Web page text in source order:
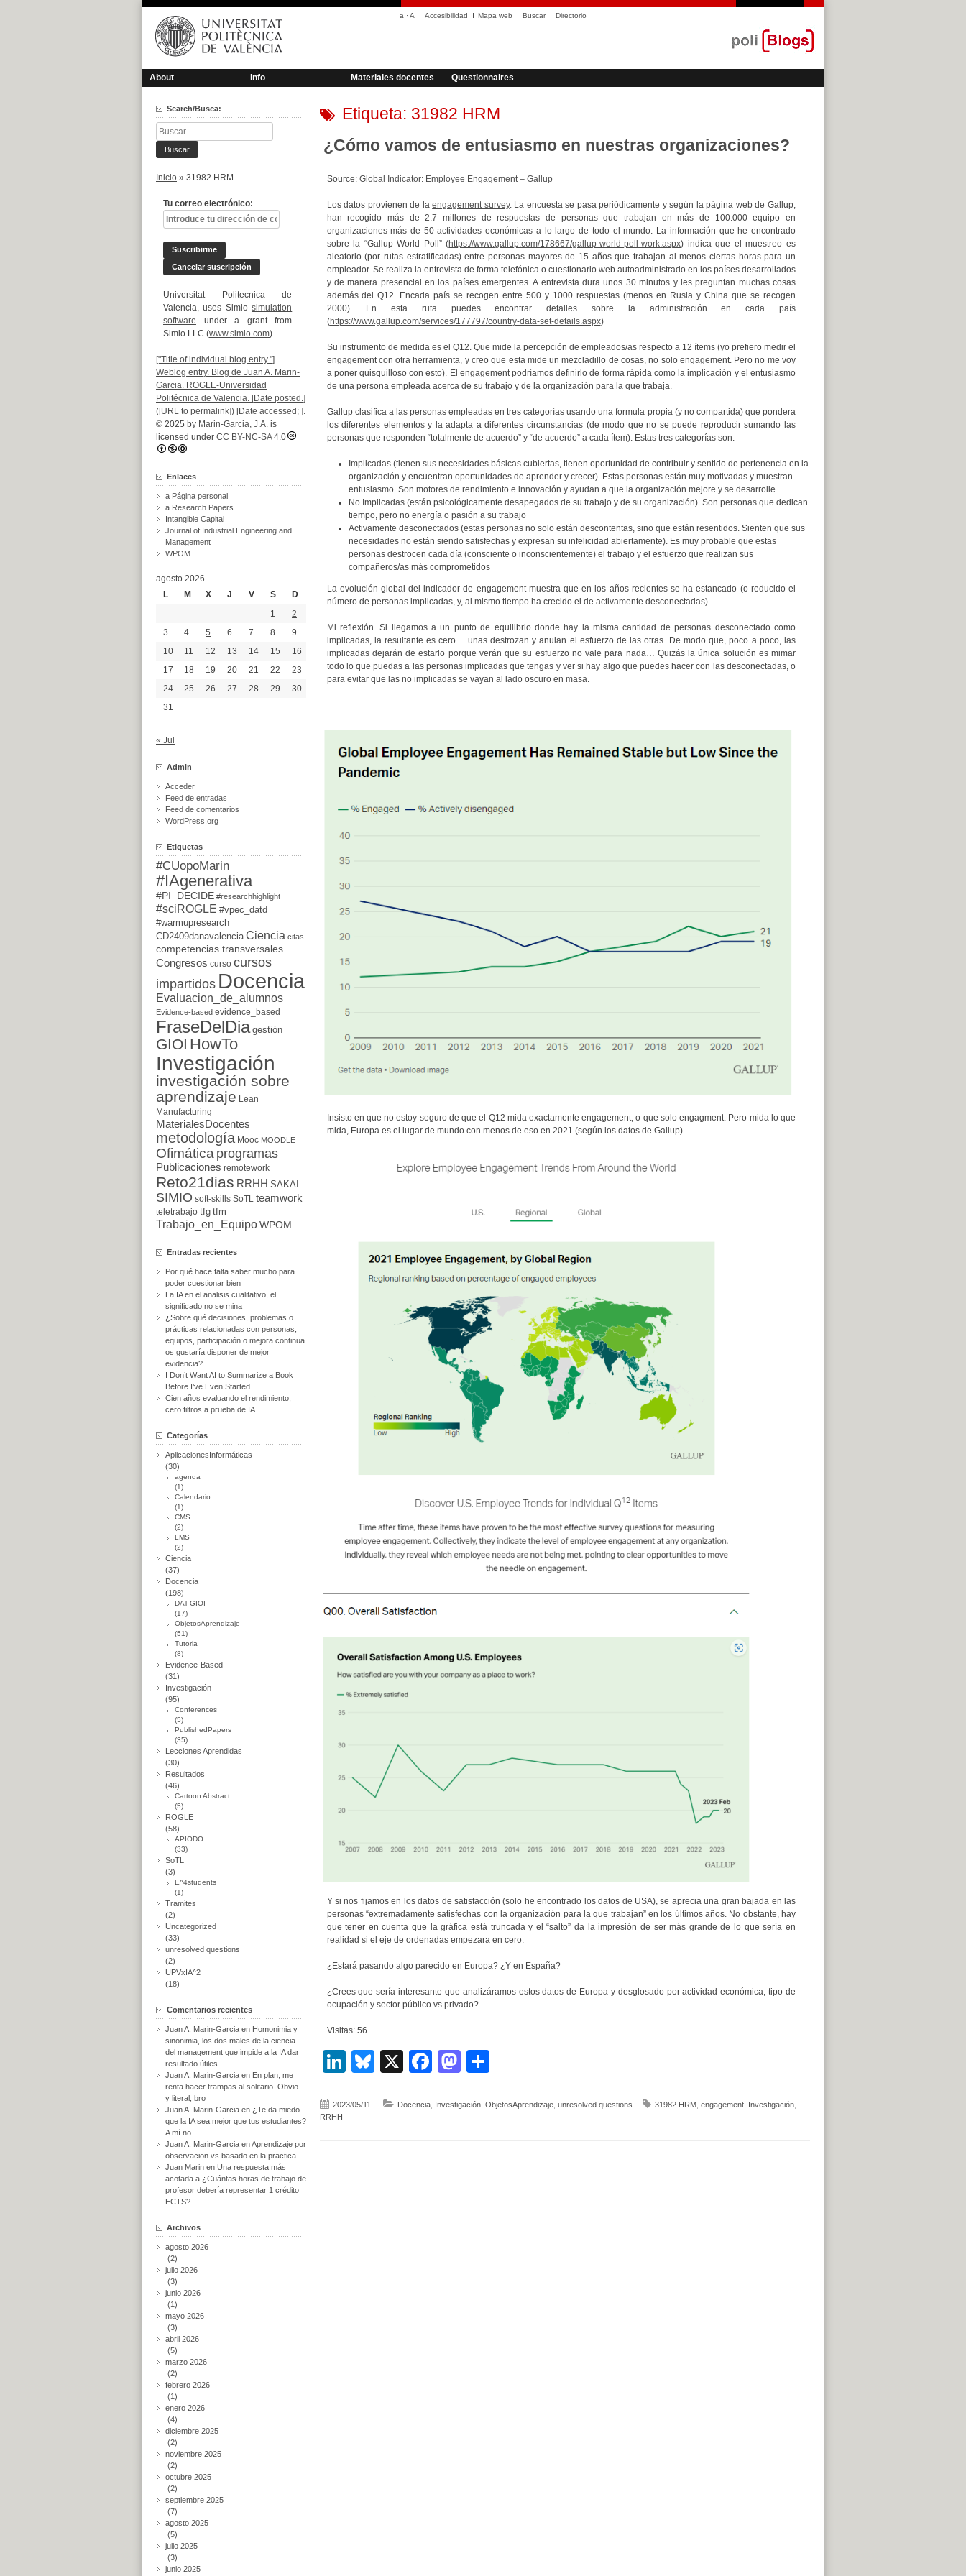
Saltar
contenido
a ·A Accesibilidad Mapa web Buscar Directorio
About Info Materiales docentes Questionnaires
Etiqueta: 31982 HRM
¿Cómo vamos de entusiasmo en nuestras organizaciones?
Source: Global Indicator: Employee Engagement – Gallup
Los datos provienen de laengagement survey. La encuesta se pasa periódicamente y según la página web de Gallup,
han recogido más de 2.7 millones de respuestas de personas que trabajan en más de 100.000 equipo en
organizaciones más de 50 actividades económicas a lo largo de todo el mundo. La información que he encontrado
sobre la “Gallup World Poll” (https://www.gallup.com/178667/gallup-world-poll-work.aspx) indica que el muestreo es
aleatorio (por rutas estratificadas) entre personas mayores de 15 años que trabajan al menos ciertas horas para un
empleador. Se realiza la entrevista de forma telefónica o cuestionario web autoadministrado en los países desarrollados
y de manera presencial en los países emergentes. A entrevista dura unos 30 minutos y les preguntan muchas cosas
además del Q12. Encada país se recogen entre 500 y 1000 respuestas (menos en Rusia y China que se recogen
2000). En esta ruta puedes encontrar detalles sobre la administración en cada país
(https://www.gallup.com/services/177797/country-data-set-details.aspx)
Su instrumento de medida es el Q12. Que mide la percepción de empleados/as respecto a 12 ítems (yo prefiero medir el
engagement con otra herramienta, y creo que esta mide un mezcladillo de cosas, no solo engagement. Pero no me voy
a poner quisquilloso con esto). El engagement podríamos definirlo de forma rápida como la implicación y el entusiasmo
de una persona empleada acerca de su trabajo y de la organización para la que trabaja.
Gallup clasifica a las personas empleadas en tres categorías usando una formula propia (y no compartida) que pondera
los diferentes elementos y la adapta a diferentes circunstancias (de modo que no se puede reproducir sumando las
personas que responden “totalmente de acuerdo” y “de acuerdo” a cada ítem). Estas tres categorías son:
Implicadas (tienen sus necesidades básicas cubiertas, tienen oportunidad de contribuir y sentido de pertenencia en la
organización y encuentran oportunidades de aprender y crecer). Estas personas están muy motivadas y muestran
entusiasmo. Son motores de rendimiento e innovación y ayudan a que la organización mejore y se desarrolle.
No Implicadas (están psicológicamente desapegados de su trabajo y de su organización). Son personas que dedican
tiempo, pero no energía o pasión a su trabajo
Activamente desconectados (estas personas no solo están descontentas, sino que están resentidos. Sienten que sus
necesidades no están siendo satisfechas y expresan su infelicidad abiertamente). Es muy probable que estas
personas destrocen cada día (consciente o inconscientemente) el trabajo y el esfuerzo que realizan sus
compañeros/as más comprometidos
La evolución global del indicador de engagement muestra que en los años recientes se ha estancado (o reducido el
número de personas implicadas, y, al mismo tiempo ha crecido el de activamente desconectadas).
Mi reflexión. Si llegamos a un punto de equilibrio donde hay la misma cantidad de personas desconectado como
implicadas, la resultante es cero… unas destrozan y anulan el esfuerzo de las otras. De modo que, poco a poco, las
implicadas dejarán de estarlo porque verán que su esfuerzo no vale para nada… Quizás la única solución es mimar
todo lo que puedas a las personas implicadas que tengas y ver si hay algo que puedes hacer con las desconectadas, o
para evitar que las no implicadas se vayan al lado oscuro en masa.
Insisto en que no estoy seguro de que el Q12 mida exactamente engagement, o que solo engagment. Pero mida lo que
mida, Europa es el lugar de mundo con menos de eso en 2021 (según los datos de Gallup).
Y si nos fijamos en los datos de satisfacción (solo he encontrado los datos de USA), se aprecia una gran bajada en las
personas “extremadamente satisfechas con la organización para la que trabajan” en los últimos años. No obstante, hay
que tener en cuenta que la gráfica está truncada y el “salto” da la impresión de ser más grande de lo que sería en
realidad si el eje de ordenadas empezara en cero.
¿Estará pasando algo parecido en Europa? ¿Y en España?
¿Crees que sería interesante que analizáramos estos datos de Europa y desglosado por actividad económica, tipo de
ocupación y sector público vs privado?
Visitas: 56
LinkedIn
Bluesky
X Facebook
Mastodon
2023/05/11 Docencia, Investigación, ObjetosAprendizaje, unresolved questions 31982 HRM, engagement, Investigación,
RRHH
Search/Busca:
Buscar:
Inicio » 31982 HRM
Tu correo electrónico:
Universitat Politecnica de
Valencia, uses Simiosimulation
software under a grant from
Simio LLC (www.simio.com).
["Title of individual blog entry."]
Weblog entry. Blog de Juan A. Marin-
Garcia. ROGLE-Universidad
Politécnica de Valencia. [Date posted.]
([URL to permalink]) [Date accessed; ].
© 2025 by Marin-Garcia, J.A. is
licensed under CC BY-NC-SA 4.0
Enlaces
a Página personal
a Research Papers
Intangible Capital
Journal of Industrial Engineering and
Management
WPOM
agosto 2026
L
M X J V S
D
1
2
3
4 5 6 7 8
9
10
11 12 13 14 15
16
17
18 19 20 21 22
23
24
25 26 27 28 29
30
31
« Jul
Admin
Acceder
Feed de entradas
Feed de comentarios
WordPress.org
Etiquetas
#CUopoMarin
#IAgenerativa
#PI_DECIDE #researchhighlight
#sciROGLE #vpec_datd
#warmupresearch
CD2409danavalencia Ciencia citas
competencias transversales
Congresos curso cursos
impartidos Docencia
Evaluacion_de_alumnos
Evidence-based evidence_based
FraseDelDia gestión
GIOI HowTo
Investigación
investigación sobre
aprendizaje Lean
Manufacturing
MaterialesDocentes
metodología Mooc MOODLE
Ofimáticaprogramas
Publicaciones remotework
Reto21dias RRHH SAKAI
SIMIO soft-skills SoTL teamwork
teletrabajo tfg tfm
Trabajo_en_EquipoWPOM
Entradas recientes
Por qué hace falta saber mucho para
poder cuestionar bien
La IA en el analisis cualitativo, el
significado no se mina
¿Sobre qué decisiones, problemas o
prácticas relacionadas con personas,
equipos, participación o mejora continua
os gustaría disponer de mejor
evidencia?
I Don’t Want AI to Summarize a Book
Before I’ve Even Started
Cien años evaluando el rendimiento,
cero filtros a prueba de IA
Categorías
AplicacionesInformáticas
(30)
agenda
(1)
Calendario
(1)
CMS
(2)
LMS
(2)
Ciencia
(37)
Docencia
(198)
DAT-GIOI
(17)
ObjetosAprendizaje
(51)
Tutoria
(8)
Evidence-Based
(31)
Investigación
(95)
Conferences
(5)
PublishedPapers
(35)
Lecciones Aprendidas
(30)
Resultados
(46)
Cartoon Abstract
(5)
ROGLE
(58)
APIODO
(33)
SoTL
(3)
E^4students
(1)
Tramites
(2)
Uncategorized
(33)
unresolved questions
(2)
UPVxIA^2
(18)
Comentarios recientes
Juan A. Marin-Garcia en Homonimia y
sinonimia, los dos males de la ciencia
del management que impide a la IA dar
resultado útiles
Juan A. Marin-Garcia en En plan, me
renta hacer trampas al solitario. Obvio
y literal, bro
Juan A. Marin-Garcia en ¿Te da miedo
que la IA sea mejor que tus estudiantes?
A mí no
Juan A. Marin-Garcia enAprendizaje por
observacion vs basado en la practica
Juan Marin en Una respuesta más
acotada a ¿Cuántas horas de trabajo de
profesor debería representar 1 crédito
ECTS?
Archivos
agosto 2026
(2)
julio 2026
(3)
junio 2026
(1)
mayo 2026
(3)
abril 2026
(5)
marzo 2026
(2)
febrero 2026
(1)
enero 2026
(4)
diciembre 2025
(2)
noviembre 2025
(2)
octubre 2025
(2)
septiembre 2025
(7)
agosto 2025
(5)
julio 2025
(3)
junio 2025